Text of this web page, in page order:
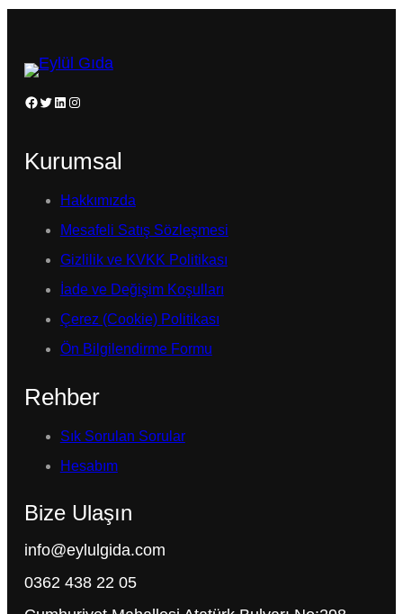
Facebook Twitter LinkedIn Instagram
Kurumsal
Hakkımızda
Mesafeli Satış Sözleşmesi
Gizlilik ve KVKK Politikası
İade ve Değişim Koşulları
Çerez (Cookie) Politikası
Ön Bilgilendirme Formu
Rehber
Sık Sorulan Sorular
Hesabım
Bize Ulaşın
info@eylulgida.com
0362 438 22 05